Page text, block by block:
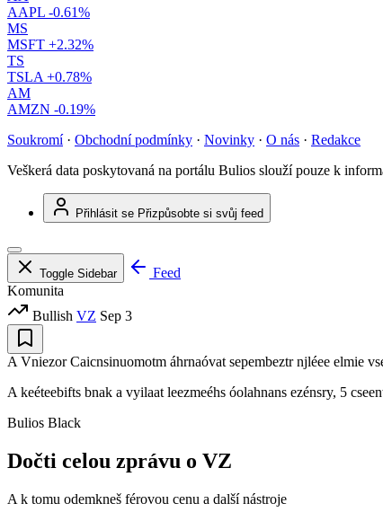
AAPL -0.61%
MS
MSFT +2.32%
TS
TSLA +0.78%
AM
AMZN -0.19%
Soukromí · Obchodní podmínky · Novinky · O nás · Redakce
Veškerá data poskytovaná na portálu Bulios slouží pouze k
Přihlásit se Přizpůsobte si svůj feed
Toggle Sidebar
Feed
Komunita
Bullish VZ Sep 3
A Vniezor Caicnsinuomotm áhrnaóvat sepembeztr njléee elmie
A keéteebifts bnak a vyilaat leezmeéhs óolahnans ezénsry, 5
Bulios Black
Dočti celou zprávu o VZ
A k tomu odemkneš férovou cenu a další nástroje